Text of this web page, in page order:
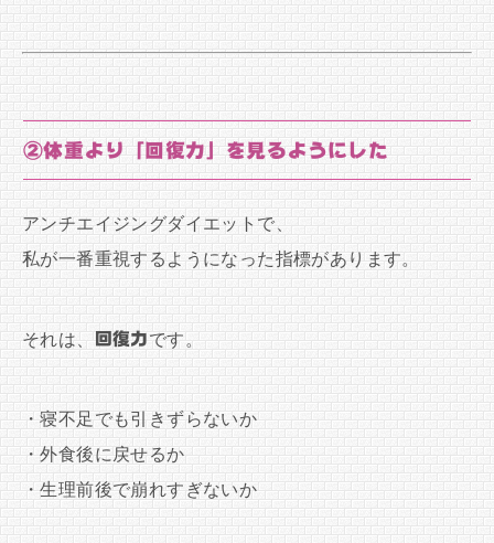
②体重より「回復力」を見るようにした
アンチエイジングダイエットで、
私が一番重視するようになった指標があります。
それは、 回復力です。
・寝不足でも引きずらないか
・外食後に戻せるか
・生理前後で崩れすぎないか